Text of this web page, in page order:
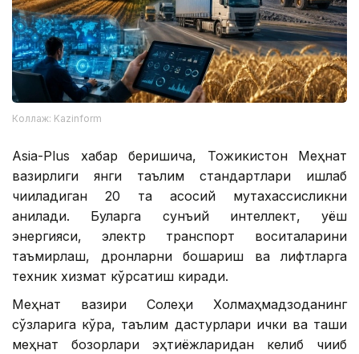
Коллаж: Kazinform
Asia-Plus хабар беришича, Тожикистон Меҳнат
вазирлиги янги таълим стандартлари ишлаб
чиқиладиган 20 та асосий мутахассисликни
аниқлади. Буларга сунъий интеллект, қуёш
энергияси, электр транспорт воситаларини
таъмирлаш, дронларни бошқариш ва лифтларга
техник хизмат кўрсатиш киради.
Меҳнат вазири Солеҳи Холмаҳмадзоданинг
сўзларига кўра, таълим дастурлари ички ва ташқи
меҳнат бозорлари эҳтиёжларидан келиб чиқиб